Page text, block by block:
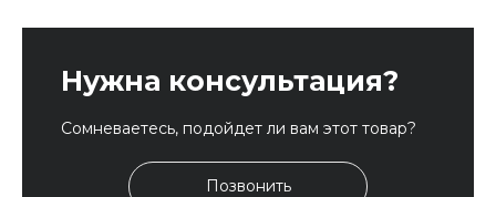
Нужна консультация?
Сомневаетесь, подойдет ли вам этот товар?
Позвонить